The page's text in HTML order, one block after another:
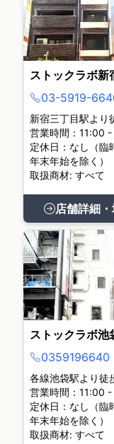
ストックラボ新
03-5919-
新宿三丁目駅より
営業時間：11:00
定休日：なし（臨
年末年始を除く）
取扱商材: すべて
店舗詳細・
ストックラボ池
0359196640
各線池袋駅より徒
営業時間：11:00
定休日：なし（臨
年末年始を除く）
取扱商材: すべて